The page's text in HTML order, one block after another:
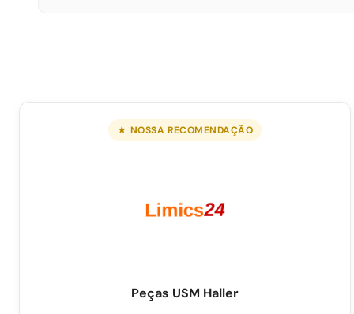
★ NOSSA RECOMENDAÇÃO
Peças USM Haller